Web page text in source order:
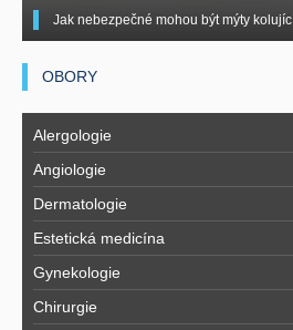
Jak nebezpečné mohou být mýty
OBORY
Alergologie
Angiologie
Dermatologie
Estetická medicína
Gynekologie
Chirurgie